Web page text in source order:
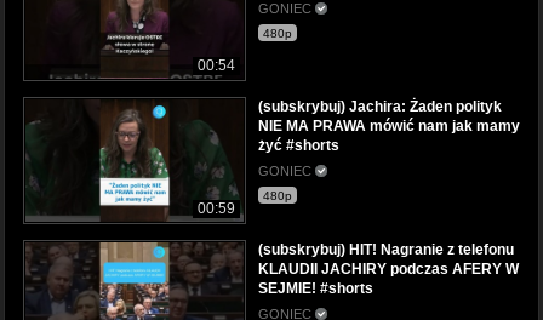
00:54
GONIEC
480p
00:59
(subskrybuj) Jachira: Żaden polityk
NIE MA PRAWA mówić nam jak mamy
żyć #shorts
GONIEC
480p
(subskrybuj) HIT! Nagranie z telefonu
KLAUDII JACHIRY podczas AFERY W
SEJMIE! #shorts
GONIEC